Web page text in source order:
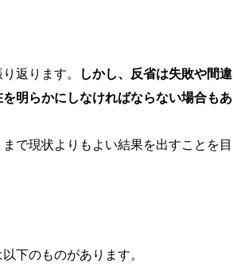
返ります。
しかし、反省は失敗や間違
明らかにしなければならない場合もあ
で現状よりもよい結果を出すことを目
下のものがあります。